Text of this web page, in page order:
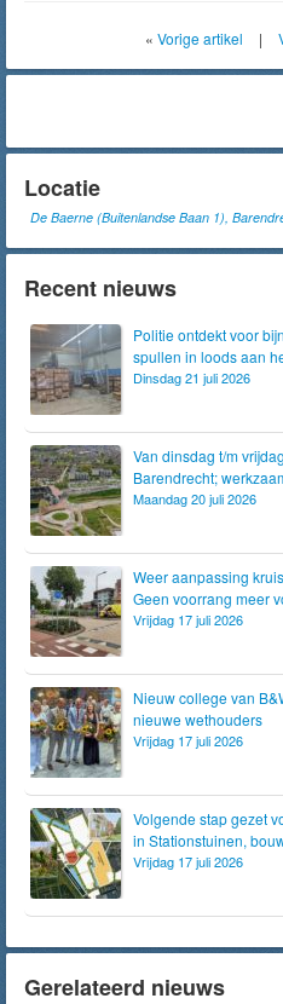
« Vorige artikel |
Locatie
De Baerne (Buitenlandse Baan 1),
Recent nieuws
Politie ontdekt voor
spullen in loods aan
Dinsdag 21 juli 2026
Van dinsdag t/m
Barendrecht;
Maandag 20 juli 2026
Weer aanpassing
Geen voorrang meer
Vrijdag 17 juli 2026
Nieuw college van
nieuwe wethouders
Vrijdag 17 juli 2026
Volgende stap gezet
in Stationstuinen,
Vrijdag 17 juli 2026
Gerelateerd nieuws